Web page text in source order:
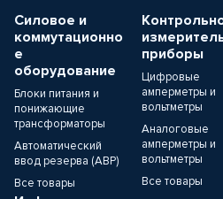
Силовое и
коммутационно
е
оборудование
Блоки питания и
понижающие
трансформаторы
Автоматический
ввод резерва (АВР)
Все товары
приборы
Цифровые
амперметры и
вольтметры
Аналоговые
амперметры и
вольтметры
Все товары